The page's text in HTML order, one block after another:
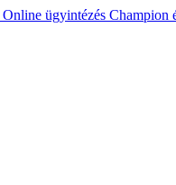
Online ügyintézés Champion